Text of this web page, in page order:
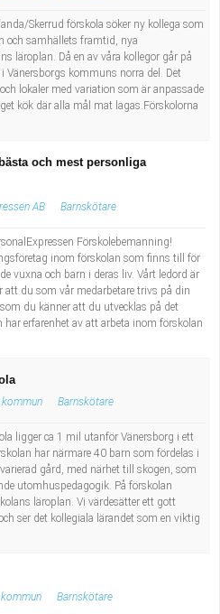
Skerrud förskola söker ny kollega som
och samhällets framtid, nya
läroplan. Då en av våra kollegor går på
Vänersborgs kommuns norra del. Det
lokaler med variation som är anpassade
kök där alla mål mat lagas.Förskolorna
och mest personliga
AB Barnskötare
Förskolebemanning!
inom förskolan som finns till för
vuxna och barn i deras liv. Vårt ledord är
att du som vår medarbetare trivs på din
du känner att du utvecklas på det
erfarenhet av att arbeta inom förskolan
kommun Barnskötare
ligger ca 1 mil utanför Vänersborg i ett
har närmare 40 barn som fördelas i
gård, med närhet till skogen, som
utomhuspedagogik. På förskolan
läroplan. Vi värdesätter ett gott
ser det kollegiala lärandet som en viktig
Barnskötare